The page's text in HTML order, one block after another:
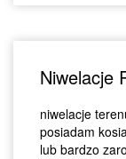
Niwelacje
niwelacje
posiadam
lub bardzo